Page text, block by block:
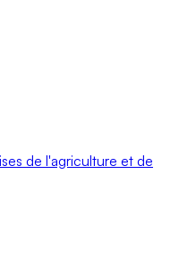
de l'agriculture et de